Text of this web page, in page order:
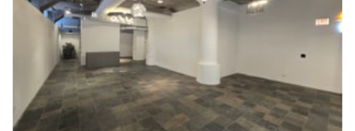
Portants
Presentoir Vitrine
Rooftop / Terrasse
Réserve
Salle de Bain